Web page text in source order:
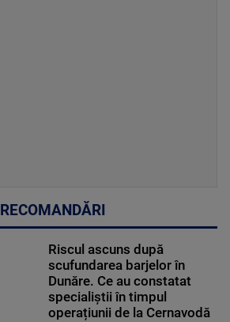
RECOMANDĂRI
Riscul ascuns după
scufundarea barjelor în
Dunăre. Ce au constatat
specialiștii în timpul
operațiunii de la Cernavodă